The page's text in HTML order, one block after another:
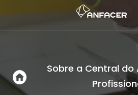
Sobre a Central do